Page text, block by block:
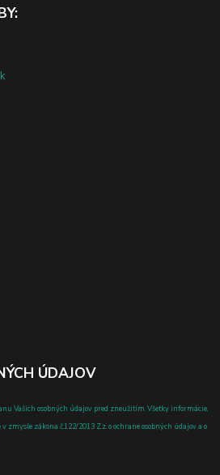
ÚDAJOV
Vašich osobných údajov pred zneužitím. Všetky informácie,
v zmysle zákona č.122/2013 Z.z. o ochrane osobných údajov a o